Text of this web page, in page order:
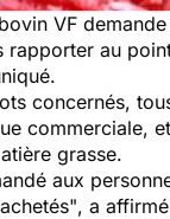
VF
rapporter au
concernés,
commerciale,
grasse.
aux
, a